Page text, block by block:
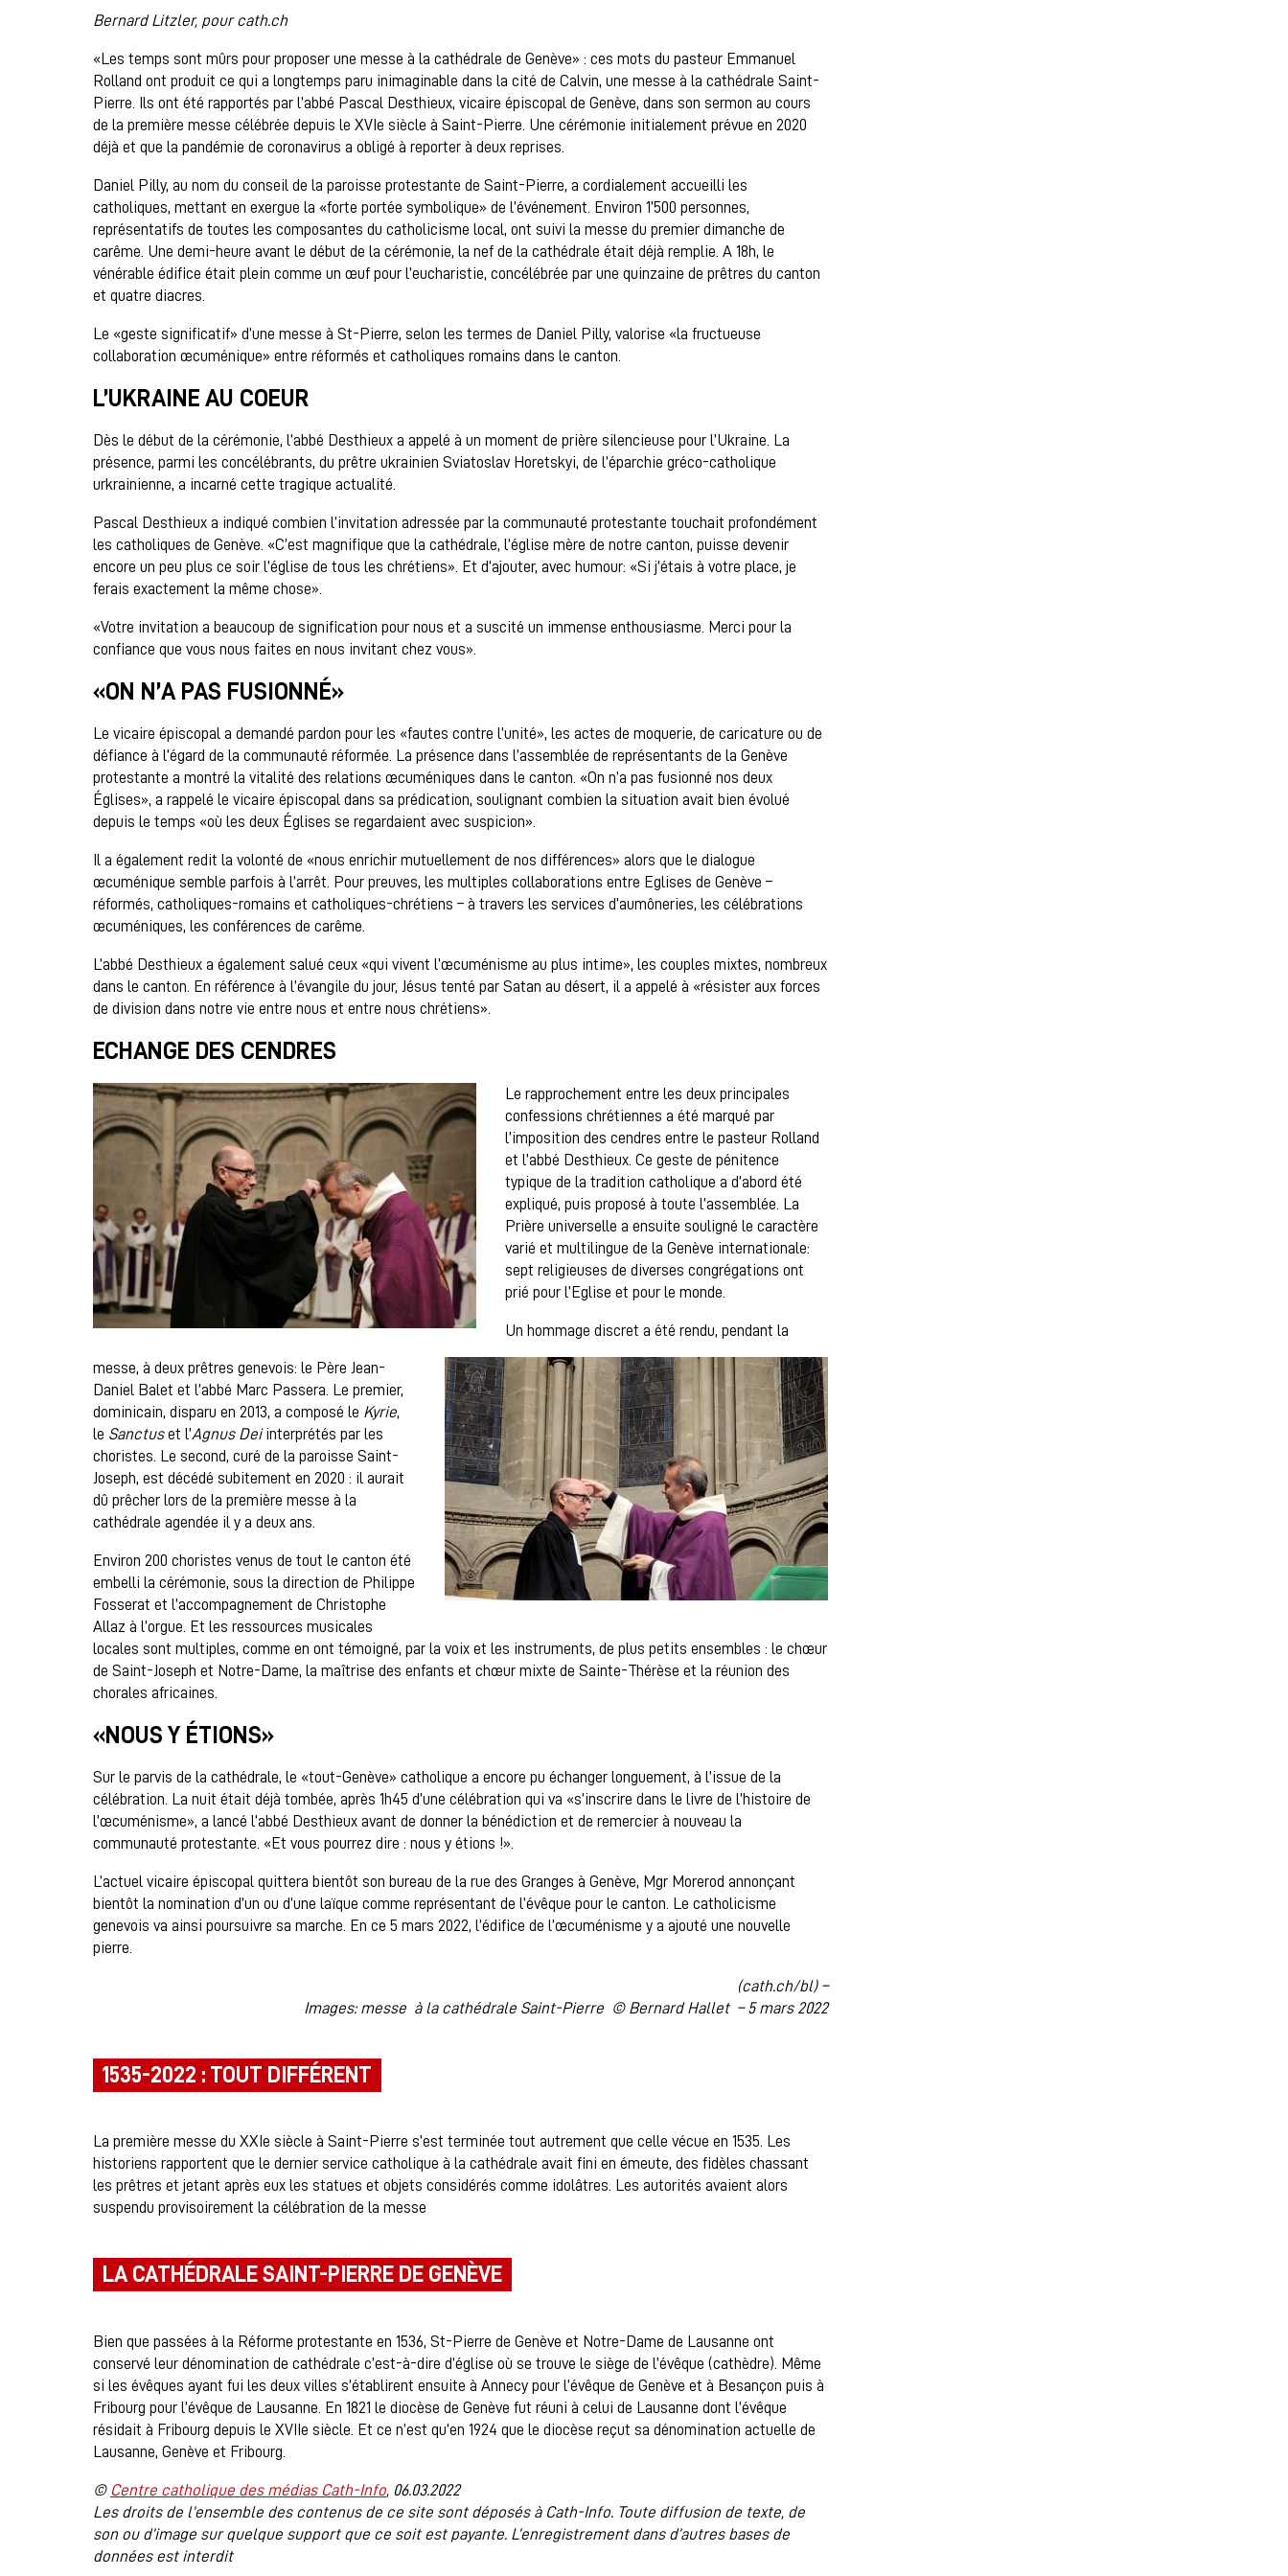
Bernard Litzler, pour cath.ch
«Les temps sont mûrs pour proposer une messe à la cathédrale de Genève» : ces mots du pasteur Emmanuel
Rolland ont produit ce qui a longtemps paru inimaginable dans la cité de Calvin, une messe à la cathédrale Saint-
Pierre. Ils ont été rapportés par l’abbé Pascal Desthieux, vicaire épiscopal de Genève, dans son sermon au cours
de la première messe célébrée depuis le XVIe siècle à Saint-Pierre. Une cérémonie initialement prévue en 2020
déjà et que la pandémie de coronavirus a obligé à reporter à deux reprises.
Daniel Pilly, au nom du conseil de la paroisse protestante de Saint-Pierre, a cordialement accueilli les
catholiques, mettant en exergue la «forte portée symbolique» de l’événement. Environ 1’500 personnes,
représentatifs de toutes les composantes du catholicisme local, ont suivi la messe du premier dimanche de
carême. Une demi-heure avant le début de la cérémonie, la nef de la cathédrale était déjà remplie. A 18h, le
vénérable édifice était plein comme un œuf pour l’eucharistie, concélébrée par une quinzaine de prêtres du canton
et quatre diacres.
Le «geste significatif» d’une messe à St-Pierre, selon les termes de Daniel Pilly, valorise «la fructueuse
collaboration œcuménique» entre réformés et catholiques romains dans le canton.
L’UKRAINE AU COEUR
Dès le début de la cérémonie, l’abbé Desthieux a appelé à un moment de prière silencieuse pour l’Ukraine. La
présence, parmi les concélébrants, du prêtre ukrainien Sviatoslav Horetskyi, de l’éparchie gréco-catholique
urkrainienne, a incarné cette tragique actualité.
Pascal Desthieux a indiqué combien l’invitation adressée par la communauté protestante touchait profondément
les catholiques de Genève. «C’est magnifique que la cathédrale, l’église mère de notre canton, puisse devenir
encore un peu plus ce soir l’église de tous les chrétiens». Et d’ajouter, avec humour: «Si j’étais à votre place, je
ferais exactement la même chose».
«Votre invitation a beaucoup de signification pour nous et a suscité un immense enthousiasme. Merci pour la
confiance que vous nous faites en nous invitant chez vous».
«ON N’A PAS FUSIONNÉ»
Le vicaire épiscopal a demandé pardon pour les «fautes contre l’unité», les actes de moquerie, de caricature ou de
défiance à l’égard de la communauté réformée. La présence dans l’assemblée de représentants de la Genève
protestante a montré la vitalité des relations œcuméniques dans le canton. «On n’a pas fusionné nos deux
Églises», a rappelé le vicaire épiscopal dans sa prédication, soulignant combien la situation avait bien évolué
depuis le temps «où les deux Églises se regardaient avec suspicion».
Il a également redit la volonté de «nous enrichir mutuellement de nos différences» alors que le dialogue
œcuménique semble parfois à l’arrêt. Pour preuves, les multiples collaborations entre Eglises de Genève –
réformés, catholiques-romains et catholiques-chrétiens – à travers les services d’aumôneries, les célébrations
œcuméniques, les conférences de carême.
L’abbé Desthieux a également salué ceux «qui vivent l’œcuménisme au plus intime», les couples mixtes, nombreux
dans le canton. En référence à l’évangile du jour, Jésus tenté par Satan au désert, il a appelé à «résister aux forces
de division dans notre vie entre nous et entre nous chrétiens».
ECHANGE DES CENDRES
Le rapprochement entre les deux principales
confessions chrétiennes a été marqué par
l’imposition des cendres entre le pasteur Rolland
et l’abbé Desthieux. Ce geste de pénitence
typique de la tradition catholique a d’abord été
expliqué, puis proposé à toute l’assemblée. La
Prière universelle a ensuite souligné le caractère
varié et multilingue de la Genève internationale:
sept religieuses de diverses congrégations ont
prié pour l’Eglise et pour le monde.
Un hommage discret a été rendu, pendant la
messe, à deux prêtres genevois: le Père Jean-
Daniel Balet et l’abbé Marc Passera. Le premier,
dominicain, disparu en 2013, a composé le Kyrie,
le Sanctuset l’Agnus Deiinterprétés par les
choristes. Le second, curé de la paroisse Saint-
Joseph, est décédé subitement en 2020 : il aurait
dû prêcher lors de la première messe à la
cathédrale agendée il y a deux ans.
Environ 200 choristes venus de tout le canton été
embelli la cérémonie, sous la direction de Philippe
Fosserat et l’accompagnement de Christophe
Allaz à l’orgue. Et les ressources musicales
locales sont multiples, comme en ont témoigné, par la voix et les instruments, de plus petits ensembles : le chœur
de Saint-Joseph et Notre-Dame, la maîtrise des enfants et chœur mixte de Sainte-Thérèse et la réunion des
chorales africaines.
«NOUS Y ÉTIONS»
Sur le parvis de la cathédrale, le «tout-Genève» catholique a encore pu échanger longuement, à l’issue de la
célébration. La nuit était déjà tombée, après 1h45 d’une célébration qui va «s’inscrire dans le livre de l’histoire de
l’œcuménisme», a lancé l’abbé Desthieux avant de donner la bénédiction et de remercier à nouveau la
communauté protestante. «Et vous pourrez dire : nous y étions !».
L’actuel vicaire épiscopal quittera bientôt son bureau de la rue des Granges à Genève, Mgr Morerod annonçant
bientôt la nomination d’un ou d’une laïque comme représentant de l’évêque pour le canton. Le catholicisme
genevois va ainsi poursuivre sa marche. En ce 5 mars 2022, l’édifice de l’œcuménisme y a ajouté une nouvelle
pierre.
(cath.ch/bl) –
Images: messe à la cathédrale Saint-Pierre © Bernard Hallet – 5 mars 2022
1535-2022 : TOUT DIFFÉRENT
La première messe du XXIe siècle à Saint-Pierre s’est terminée tout autrement que celle vécue en 1535. Les
historiens rapportent que le dernier service catholique à la cathédrale avait fini en émeute, des fidèles chassant
les prêtres et jetant après eux les statues et objets considérés comme idolâtres. Les autorités avaient alors
suspendu provisoirement la célébration de la messe
LA CATHÉDRALE SAINT-PIERRE DE GENÈVE
Bien que passées à la Réforme protestante en 1536, St-Pierre de Genève et Notre-Dame de Lausanne ont
conservé leur dénomination de cathédrale c’est-à-dire d’église où se trouve le siège de l’évêque (cathèdre). Même
si les évêques ayant fui les deux villes s’établirent ensuite à Annecy pour l’évêque de Genève et à Besançon puis à
Fribourg pour l’évêque de Lausanne. En 1821 le diocèse de Genève fut réuni à celui de Lausanne dont l’évêque
résidait à Fribourg depuis le XVIIe siècle. Et ce n’est qu’en 1924 que le diocèse reçut sa dénomination actuelle de
Lausanne, Genève et Fribourg.
© Centre catholique des médias Cath-Info, 06.03.2022
Les droits de l’ensemble des contenus de ce site sont déposés à Cath-Info. Toute diffusion de texte, de
son ou d’image sur quelque support que ce soit est payante. L’enregistrement dans d’autres bases de
données est interdit